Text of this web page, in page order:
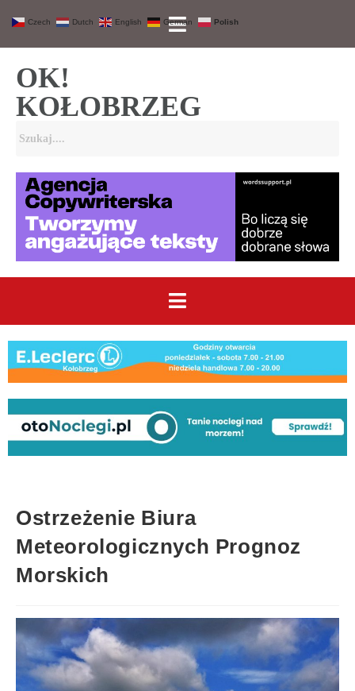
OK!
KOŁOBRZEG
Ostrzeżenie Biura
Meteorologicznych Prognoz
Morskich
Czech Dutch English German Polish